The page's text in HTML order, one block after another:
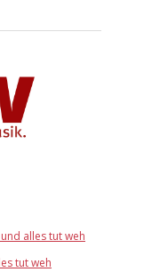
alles tut weh
tut weh